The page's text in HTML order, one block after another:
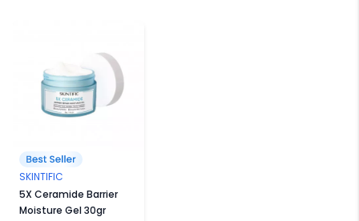
SKINTIFIC
5X Ceramide Barrier
Moisture Gel 30gr